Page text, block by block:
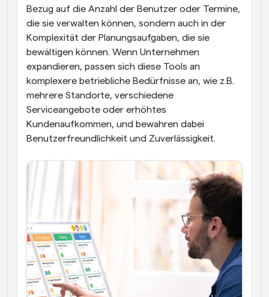
Bezug auf die Anzahl der Benutzer oder Termine,
die sie verwalten können, sondern auch in der
Komplexität der Planungsaufgaben, die sie
bewältigen können. Wenn Unternehmen
expandieren, passen sich diese Tools an
komplexere betriebliche Bedürfnisse an, wie z.B.
mehrere Standorte, verschiedene
Serviceangebote oder erhöhtes
Kundenaufkommen, und bewahren dabei
Benutzerfreundlichkeit und Zuverlässigkeit.